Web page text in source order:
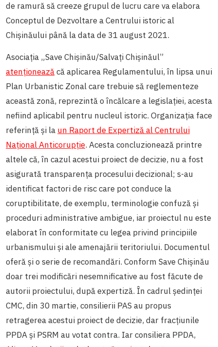
de ramură să creeze grupul de lucru care va elabora
Conceptul de Dezvoltare a Centrului istoric al
Chișinăului până la data de 31 august 2021.
Asociația „Save Chișinău/Salvați Chișinăul”
atenționeazăcă aplicarea Regulamentului, în lipsa unui
Plan Urbanistic Zonal care trebuie să reglementeze
această zonă, reprezintă o încălcare a legislației, acesta
nefiind aplicabil pentru nucleul istoric. Organizația face
referință și la un Raport de Expertiză al Centrului
Național Anticorupție. Acesta concluzionează printre
altele că, în cazul acestui proiect de decizie, nu a fost
asigurată transparența procesului decizional; s-au
identificat factori de risc care pot conduce la
coruptibilitate, de exemplu, terminologie confuză și
proceduri administrative ambigue, iar proiectul nu este
elaborat în conformitate cu legea privind principiile
urbanismului și ale amenajării teritoriului. Documentul
oferă și o serie de recomandări. Conform Save Chișinău
doar trei modificări nesemnificative au fost făcute de
autorii proiectului, după expertiză. În cadrul ședinței
CMC, din 30 martie, consilierii PAS au propus
retragerea acestui proiect de decizie, dar fracțiunile
PPDA și PSRM au votat contra. Iar consiliera PPDA,